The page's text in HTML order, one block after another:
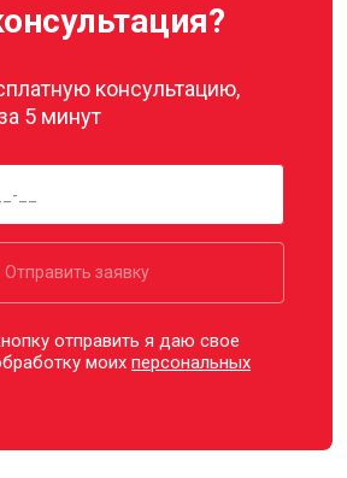
консультацию,
5 минут
Отправить заявку
отправить я даю свое
моихперсональных